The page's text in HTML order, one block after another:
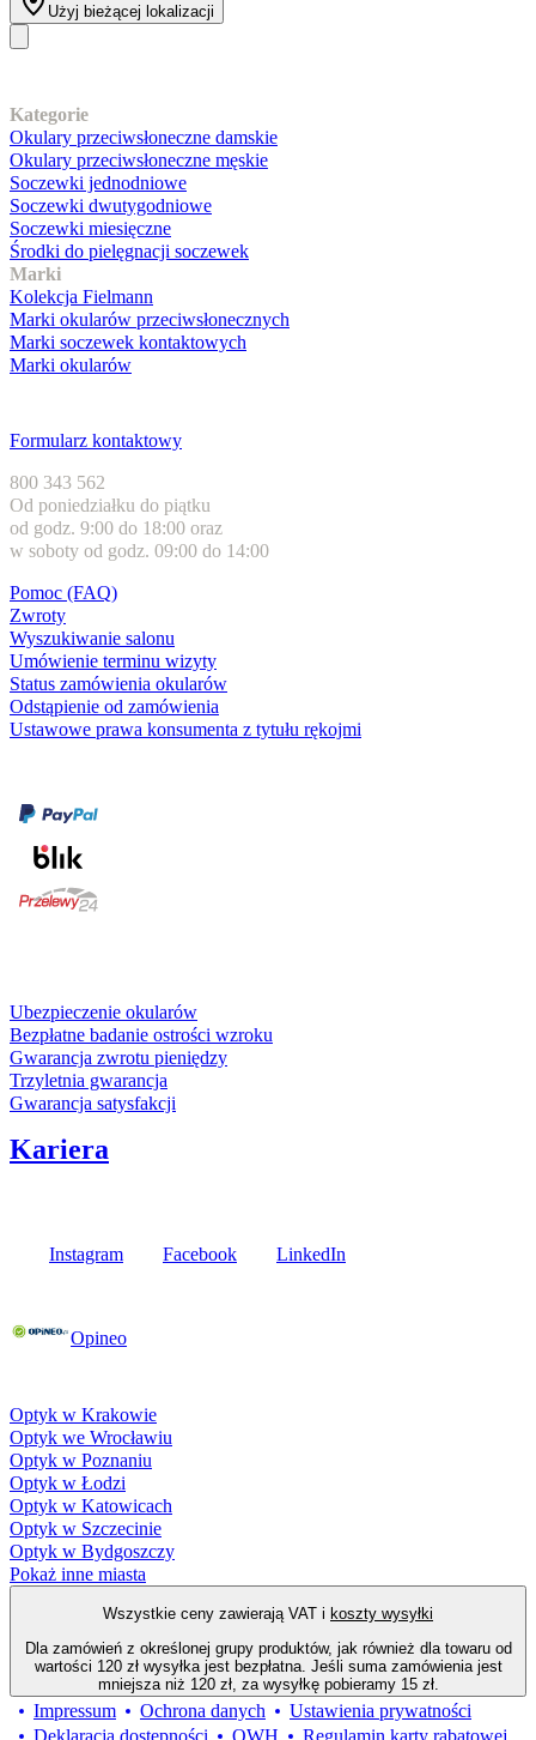
Użyj bieżącej lokalizacji
Kategorie
Okulary przeciwsłoneczne damskie
Okulary przeciwsłoneczne męskie
Soczewki jednodniowe
Soczewki dwutygodniowe
Soczewki miesięczne
Środki do pielęgnacji soczewek
Marki
Kolekcja Fielmann
Marki okularów przeciwsłonecznych
Marki soczewek kontaktowych
Marki okularów
Formularz kontaktowy
800 343 562
Od poniedziałku do piątku
od godz. 9:00 do 18:00 oraz
w soboty od godz. 09:00 do 14:00
Pomoc (FAQ)
Zwroty
Wyszukiwanie salonu
Umówienie terminu wizyty
Status zamówienia okularów
Odstąpienie od zamówienia
Ustawowe prawa konsumenta z tytułu rękojmi
Ubezpieczenie okularów
Bezpłatne badanie ostrości wzroku
Gwarancja zwrotu pieniędzy
Trzyletnia gwarancja
Gwarancja satysfakcji
Kariera
Instagram Facebook LinkedIn
Opineo
Optyk w Krakowie
Optyk we Wrocławiu
Optyk w Poznaniu
Optyk w Łodzi
Optyk w Katowicach
Optyk w Szczecinie
Optyk w Bydgoszczy
Pokaż inne miasta
Wszystkie ceny zawierają VAT i koszty wysyłki
Dla zamówień z określonej grupy produktów, jak również dla towaru od
wartości 120 zł wysyłka jest bezpłatna. Jeśli suma zamówienia jest
mniejsza niż 120 zł, za wysyłkę pobieramy 15 zł.
Impressum Ochrona danych
Ustawienia prywatności
Deklaracja dostępności
OWH Regulamin karty rabatowej